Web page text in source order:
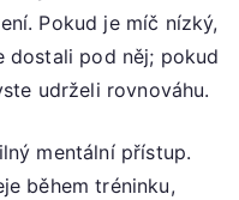
Pokud je míč nízký,
dostali pod něj; pokud
udrželi rovnováhu.
mentální přístup.
během tréninku,